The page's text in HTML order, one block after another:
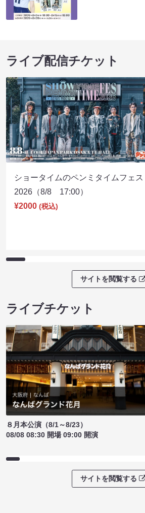
ライブ配信チケット
ショータイムのペンミタイムフェス
2026（8/8 17:00）
¥2000 (税込)
サイトを閲覧する
ライブチケット
８月本公演（8/1～8/23）
08/08 08:30 開場 09:00 開演
サイトを閲覧する